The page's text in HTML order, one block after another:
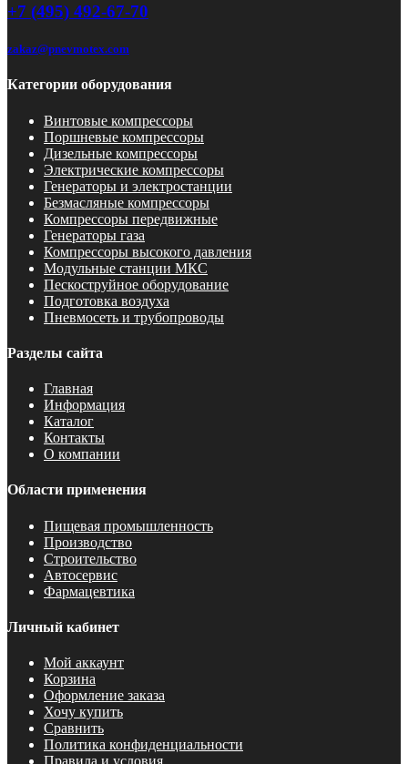
+7 (495) 492-67-70
zakaz@pnevmotex.com
Категории оборудования
Винтовые компрессоры
Поршневые компрессоры
Дизельные компрессоры
Электрические компрессоры
Генераторы и электростанции
Безмасляные компрессоры
Компрессоры передвижные
Генераторы газа
Компрессоры высокого давления
Модульные станции МКС
Пескоструйное оборудование
Подготовка воздуха
Пневмосеть и трубопроводы
Разделы сайта
Главная
Информация
Каталог
Контакты
О компании
Области применения
Пищевая промышленность
Производство
Строительство
Автосервис
Фармацевтика
Личный кабинет
Мой аккаунт
Корзина
Оформление заказа
Хочу купить
Сравнить
Политика конфиденциальности